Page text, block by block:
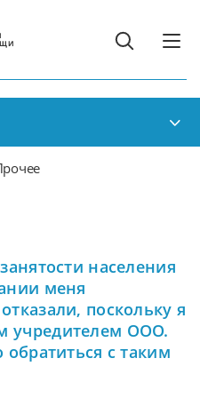
населения
меня
поскольку я
учредителем ООО.
с таким